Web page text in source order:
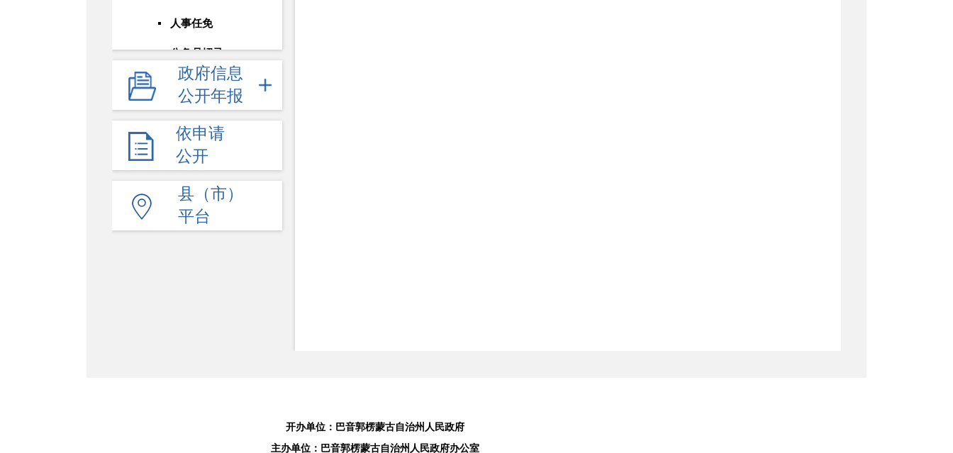
人事任免
公务员招录
统计信息
权责清单
行政许可和其他对外管
理服务
行政处罚⁄行政强制
财政信息公开
政府信息
公开年报
依申请
公开
县（市）
平台
开办单位：巴音郭楞蒙古自治州人民政府
主办单位：巴音郭楞蒙古自治州人民政府办公室